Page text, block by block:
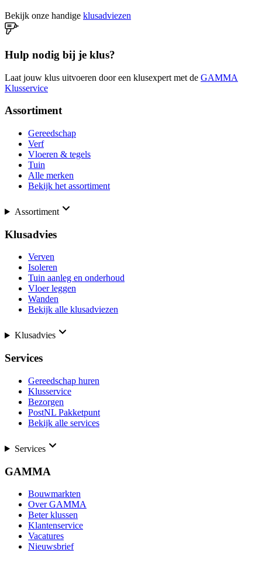
Bekijk onze handige klusadviezen
Hulp nodig bij je klus?
Laat jouw klus uitvoeren door een klusexpert met de GAMMA
Klusservice
Assortiment
Gereedschap
Verf
Vloeren & tegels
Tuin
Alle merken
Bekijk het assortiment
Assortiment
Klusadvies
Verven
Isoleren
Tuin aanleg en onderhoud
Vloer leggen
Wanden
Bekijk alle klusadviezen
Klusadvies
Services
Gereedschap huren
Klusservice
Bezorgen
PostNL Pakketpunt
Bekijk alle services
Services
GAMMA
Bouwmarkten
Over GAMMA
Beter klussen
Klantenservice
Vacatures
Nieuwsbrief